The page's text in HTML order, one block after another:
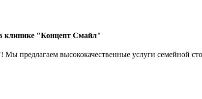
клинике "Концепт Смайл"
предлагаем высококачественные услуги семейной